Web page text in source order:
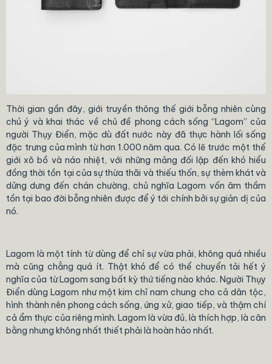
Thời gian gần đây, giới truyền thông thế giới bỗng nhiên cùng
chú ý và khai thác về chủ đề phong cách sống “Lagom” của
người Thụy Điển, mặc dù đất nước này đã thực hành lối sống
đặc trưng của mình từ hơn 1.000 năm qua. Có lẽ trước một thế
giới xô bồ và náo nhiệt, với những mảng đối lập đến khó hiểu
đồng thời tồn tại của sự thừa thãi và thiếu thốn, sự thèm khát và
dửng dưng đến chán chường, chủ nghĩa Lagom vốn âm thầm
tồn tại bao đời bỗng nhiên được để ý tới chính bởi sự giản dị của
nó.
Lagom là một tính từ dùng để chỉ sự vừa phải, không quá nhiều
mà cũng chẳng quá ít. Thật khó để có thể chuyển tải hết ý
nghĩa của từ Lagom sang bất kỳ thứ tiếng nào khác. Người Thụy
Điển dùng Lagom như một kim chỉ nam chung cho cả dân tộc,
hình thành nên phong cách sống, ứng xử, giao tiếp, và thậm chí
cả ẩm thực của riêng mình. Lagom là vừa đủ, là thích hợp, là cân
bằng nhưng không nhất thiết phải là hoàn hảo nhất.